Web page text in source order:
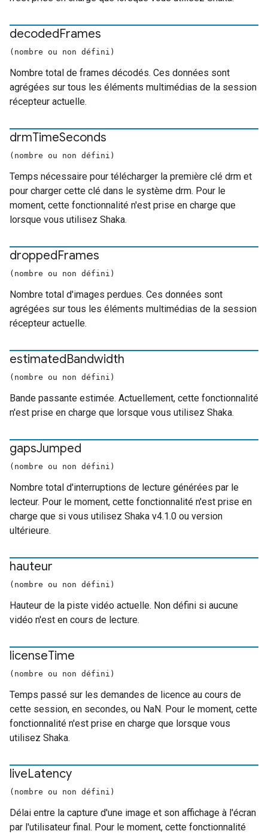
decodedFrames
(nombre ou non défini)
Nombre total de frames décodés. Ces données sont
agrégées sur tous les éléments multimédias de la session
récepteur actuelle.
drmTimeSeconds
(nombre ou non défini)
Temps nécessaire pour télécharger la première clé drm et
pour charger cette clé dans le système drm. Pour le
moment, cette fonctionnalité n'est prise en charge que
lorsque vous utilisez Shaka.
droppedFrames
(nombre ou non défini)
Nombre total d'images perdues. Ces données sont
agrégées sur tous les éléments multimédias de la session
récepteur actuelle.
estimatedBandwidth
(nombre ou non défini)
Bande passante estimée. Actuellement, cette fonctionnalité
n'est prise en charge que lorsque vous utilisez Shaka.
gapsJumped
(nombre ou non défini)
Nombre total d'interruptions de lecture générées par le
lecteur. Pour le moment, cette fonctionnalité n'est prise en
charge que si vous utilisez Shaka v4.1.0 ou version
ultérieure.
hauteur
(nombre ou non défini)
Hauteur de la piste vidéo actuelle. Non défini si aucune
vidéo n'est en cours de lecture.
licenseTime
(nombre ou non défini)
Temps passé sur les demandes de licence au cours de
cette session, en secondes, ou NaN. Pour le moment, cette
fonctionnalité n'est prise en charge que lorsque vous
utilisez Shaka.
liveLatency
(nombre ou non défini)
Délai entre la capture d'une image et son affichage à l'écran
par l'utilisateur final. Pour le moment, cette fonctionnalité